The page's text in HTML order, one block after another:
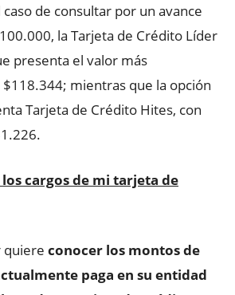
de consultar por un avance
la Tarjeta de Crédito Líder
presenta el valor más
mientras que la opción
Tarjeta de Crédito Hites, con
cargos de mi tarjeta de
quiere conocer los montos de
paga en su entidad